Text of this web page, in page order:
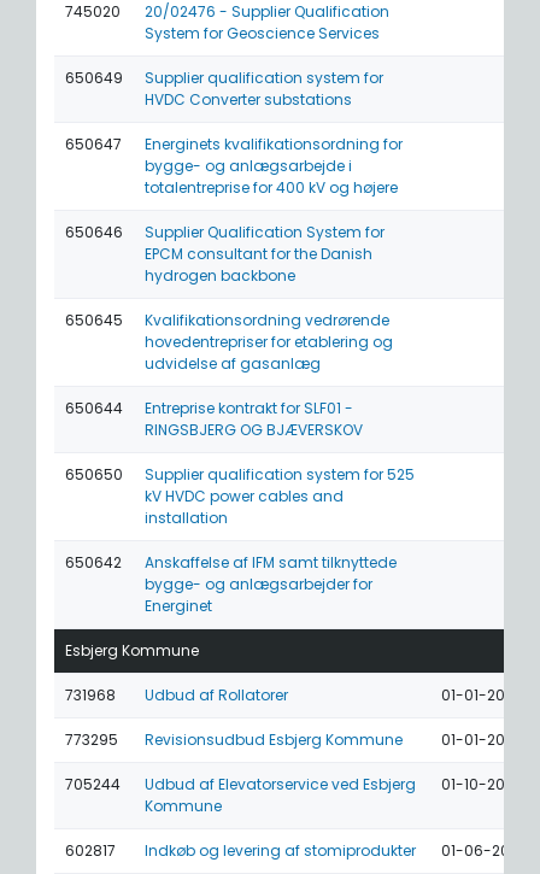
745020
20/02476 - Supplier Qualification
System for Geoscience Services
650649
Supplier qualification system for
HVDC Converter substations
650647
Energinets kvalifikationsordning for
bygge- og anlægsarbejde i
totalentreprise for 400 kV og højere
650646
Supplier Qualification System for
EPCM consultant for the Danish
hydrogen backbone
650645
Kvalifikationsordning vedrørende
hovedentrepriser for etablering og
udvidelse af gasanlæg
650644
Entreprise kontrakt for SLF01 -
RINGSBJERG OG BJÆVERSKOV
650650
Supplier qualification system for 525
kV HVDC power cables and
installation
650642
Anskaffelse af IFM samt tilknyttede
bygge- og anlægsarbejder for
Energinet
Esbjerg Kommune
731968 Udbud af Rollatorer 01-01-2027
773295 Revisionsudbud Esbjerg Kommune 01-01-2027
705244
Udbud af Elevatorservice ved Esbjerg
Kommune
01-10-2026
602817 Indkøb og levering af stomiprodukter 01-06-2026